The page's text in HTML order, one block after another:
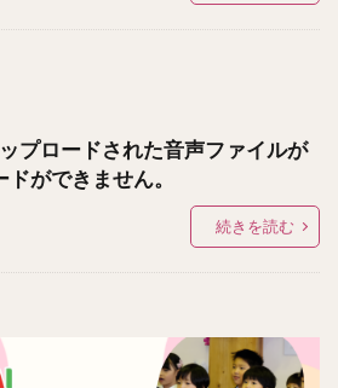
プロードされた音声ファイルが
ができません。
続きを読む